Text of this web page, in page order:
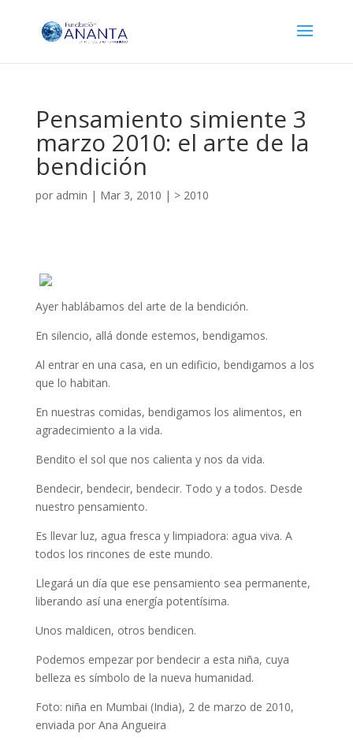
Pensamiento simiente 3
marzo 2010: el arte de la
bendición
por admin | Mar 3, 2010 | > 2010
Ayer hablábamos del arte de la bendición.
En silencio, allá donde estemos, bendigamos.
Al entrar en una casa, en un edificio, bendigamos a los
que lo habitan.
En nuestras comidas, bendigamos los alimentos, en
agradecimiento a la vida.
Bendito el sol que nos calienta y nos da vida.
Bendecir, bendecir, bendecir. Todo y a todos. Desde
nuestro pensamiento.
Es llevar luz, agua fresca y limpiadora: agua viva. A
todos los rincones de este mundo.
Llegará un día que ese pensamiento sea permanente,
liberando así una energía potentísima.
Unos maldicen, otros bendicen.
Podemos empezar por bendecir a esta niña, cuya
belleza es símbolo de la nueva humanidad.
Foto: niña en Mumbai (India), 2 de marzo de 2010,
enviada por Ana Angueira